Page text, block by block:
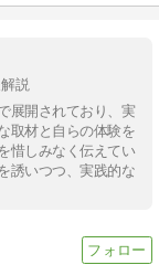
説
展開されており、実
取材と自らの体験を
惜しみなく伝えてい
誘いつつ、実践的な